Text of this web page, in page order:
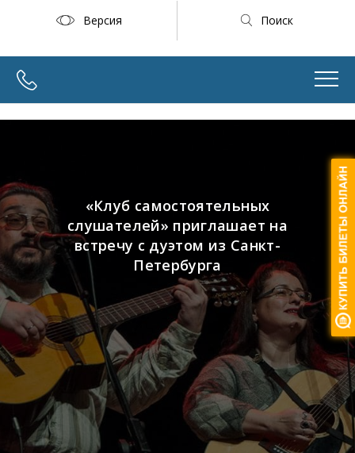
Версия Поиск
«Клуб самостоятельных
слушателей» приглашает на
встречу с дуэтом из Санкт-
Петербурга